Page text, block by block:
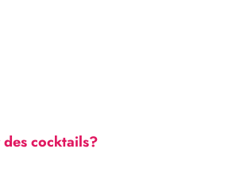
cocktails?